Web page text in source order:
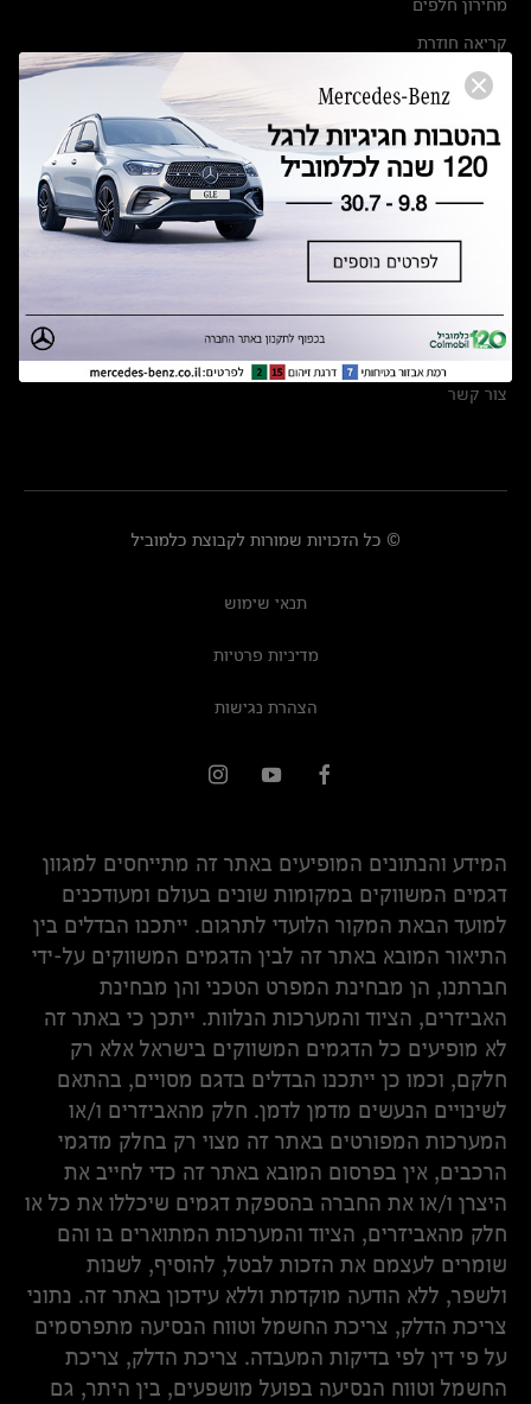
קריאה חוזרת
הודעה על הטבות לרכבי מרצדס בהסדר פשרה בתצ 56447-02-19
תקנון ימי מכירות 120 לכלמוביל
מצאו אותנו
אולמות תצוגה
מרכזי שירות
צור קשר
© כל הזכויות שמורות לקבוצת כלמוביל
תנאי שימוש
מדיניות פרטיות
הצהרת נגישות
המידע והנתונים המופיעים באתר זה מתייחסים למגוון
דגמים המשווקים במקומות שונים בעולם ומעודכנים
למועד הבאת המקור הלועדי לתרגום. ייתכנו הבדלים בין
התיאור המובא באתר זה לבין הדגמים המשווקים על-ידי
חברתנו, הן מבחינת המפרט הטכני והן מבחינת
האביזרים, הציוד והמערכות הנלוות. ייתכן כי באתר זה
לא מופיעים כל הדגמים המשווקים בישראל אלא רק
חלקם, וכמו כן ייתכנו הבדלים בדגם מסויים, בהתאם
לשינויים הנעשים מדמן לדמן. חלק מהאביזרים ו/או
המערכות המפורטים באתר זה מצוי רק בחלק מדגמי
הרכבים, אין בפרסום המובא באתר זה כדי לחייב את
היצרן ו/או את החברה בהספקת דגמים שיכללו את כל או
חלק מהאביזרים, הציוד והמערכות המתוארים בו והם
שומרים לעצמם את הזכות לבטל, להוסיף, לשנות
ולשפר, ללא הודעה מוקדמת וללא עידכון באתר זה. נתוני
צריכת הדלק, צריכת החשמל וטווח הנסיעה מתפרסמים
על פי דין לפי בדיקות המעבדה. צריכת הדלק, צריכת
החשמל וטווח הנסיעה בפועל מושפעים, בין היתר, גם